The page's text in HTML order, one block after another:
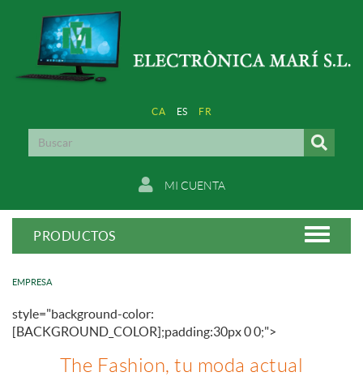
CA ES FR
MI CUENTA
PRODUCTOS
EMPRESA
style="background-color:
[BACKGROUND_COLOR];padding:30px 0 0;">
The Fashion, tu moda actual